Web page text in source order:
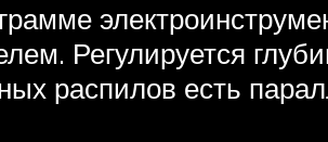
Регулируется
распилов есть